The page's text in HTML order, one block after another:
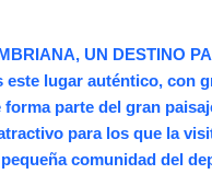
UN DESTINO
este lugar auténtico, con
parte del gran
para los que la
comunidad del